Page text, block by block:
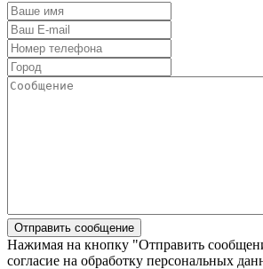
Нажимая на кнопку "Отправить
согласие на обработку персональных